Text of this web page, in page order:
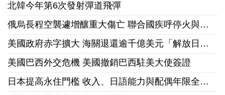
北韓今年第6次發射彈道飛彈
俄烏長程空襲遽增釀重大傷亡 聯合國疾呼停火與國際急馳援
美國政府赤字擴大 海關退還逾千億美元「解放日」關稅
美國巴西外交危機 美國撤銷巴西駐美大使簽證
日本提高永住門檻 收入、日語能力與配偶年限全面收緊